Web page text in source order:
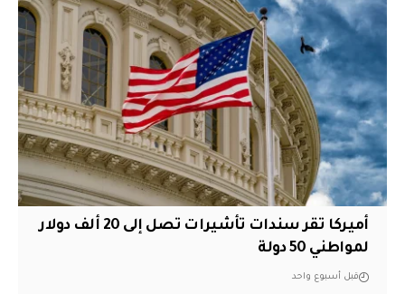
أميركا تقر سندات تأشيرات تصل إلى 20 ألف دولار
لمواطني 50 دولة
قبل أسبوع واحد